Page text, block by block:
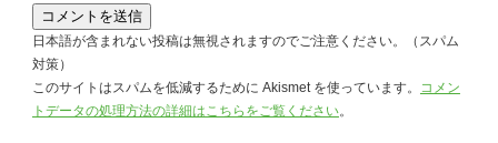
日本語が含まれない投稿は無視されますのでご注意ください。（スパム
対策）
このサイトはスパムを低減するために Akismet を使っています。 コメン
トデータの処理方法の詳細はこちらをご覧ください。